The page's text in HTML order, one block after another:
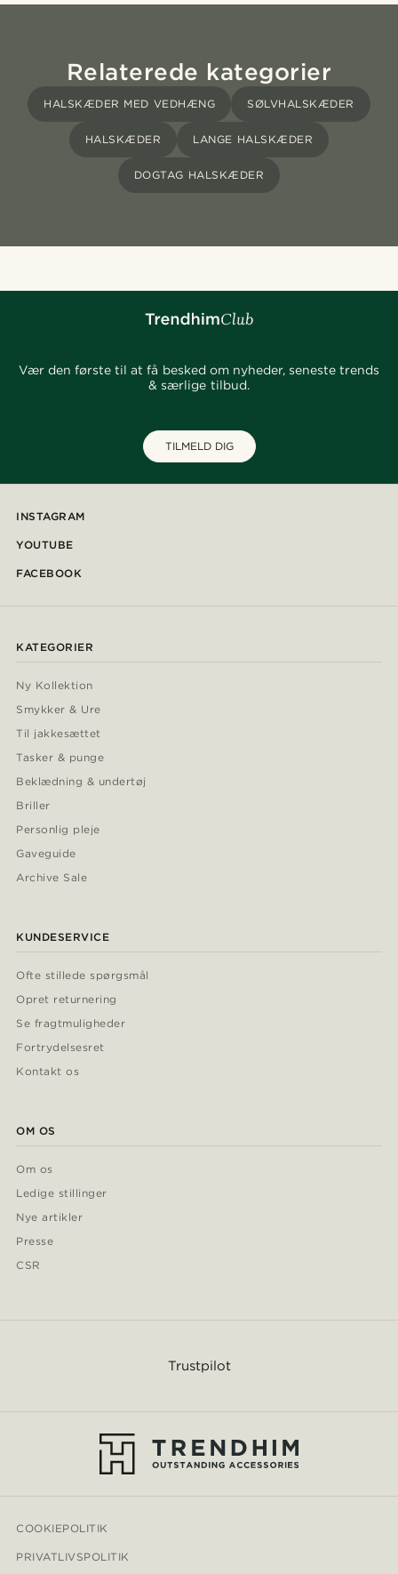
Relaterede kategorier
HALSKÆDER MED VEDHÆNG SØLVHALSKÆDER
HALSKÆDER LANGE HALSKÆDER
DOGTAG HALSKÆDER
Vær den første til at få besked om nyheder, seneste trends
& særlige tilbud.
TILMELD DIG
INSTAGRAM
YOUTUBE
FACEBOOK
KATEGORIER
Ny Kollektion
Smykker & Ure
Til jakkesættet
Tasker & punge
Beklædning & undertøj
Briller
Personlig pleje
Gaveguide
Archive Sale
KUNDESERVICE
Ofte stillede spørgsmål
Opret returnering
Se fragtmuligheder
Fortrydelsesret
Kontakt os
OM OS
Om os
Ledige stillinger
Nye artikler
Presse
CSR
Trustpilot
COOKIEPOLITIK
PRIVATLIVSPOLITIK